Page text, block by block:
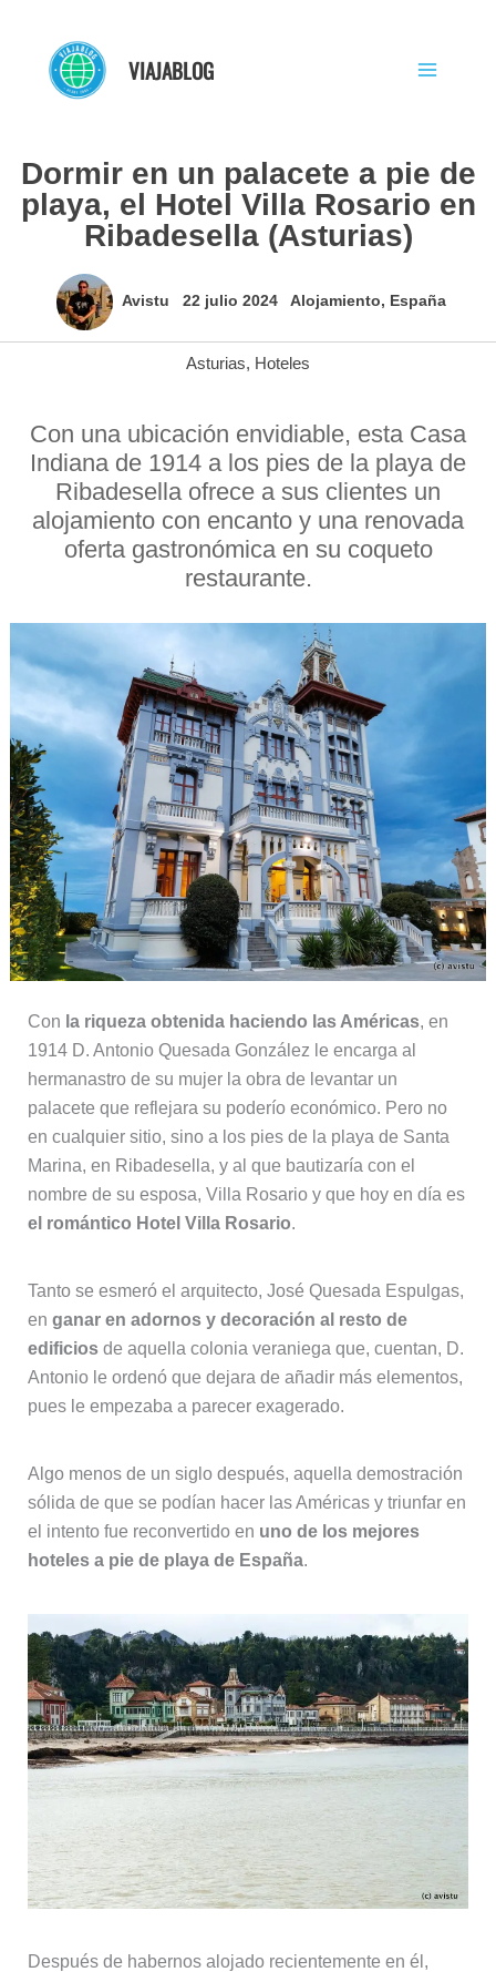
contenido
VIAJABLOG
Dormir en un palacete a pie de
playa, el Hotel Villa Rosario en
Ribadesella (Asturias)
Avistu 22 julio 2024 Alojamiento, España
Asturias, Hoteles
Con una ubicación envidiable, esta Casa
Indiana de 1914 a los pies de la playa de
Ribadesella ofrece a sus clientes un
alojamiento con encanto y una renovada
oferta gastronómica en su coqueto
restaurante.
Con la riqueza obtenida haciendo las Américas, en
1914 D. Antonio Quesada González le encarga al
hermanastro de su mujer la obra de levantar un
palacete que reflejara su poderío económico. Pero no
en cualquier sitio, sino a los pies de la playa de Santa
Marina, en Ribadesella, y al que bautizaría con el
nombre de su esposa, Villa Rosario y que hoy en día es
el romántico Hotel Villa Rosario.
Tanto se esmeró el arquitecto, José Quesada Espulgas,
en ganar en adornos y decoración al resto de
edificiosde aquella colonia veraniega que, cuentan, D.
Antonio le ordenó que dejara de añadir más elementos,
pues le empezaba a parecer exagerado.
Algo menos de un siglo después, aquella demostración
sólida de que se podían hacer las Américas y triunfar en
el intento fue reconvertido en uno de los mejores
hoteles a pie de playa de España.
Después de habernos alojado recientemente en él,